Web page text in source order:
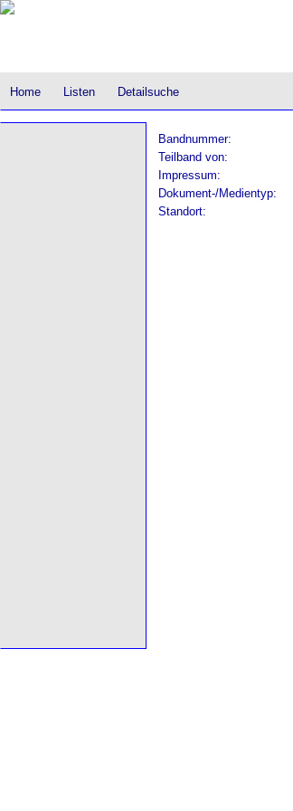
Home Listen Detailsuche
Bandnummer:
Teilband von:
Impressum:
Dokument-/Medientyp:
Standort: